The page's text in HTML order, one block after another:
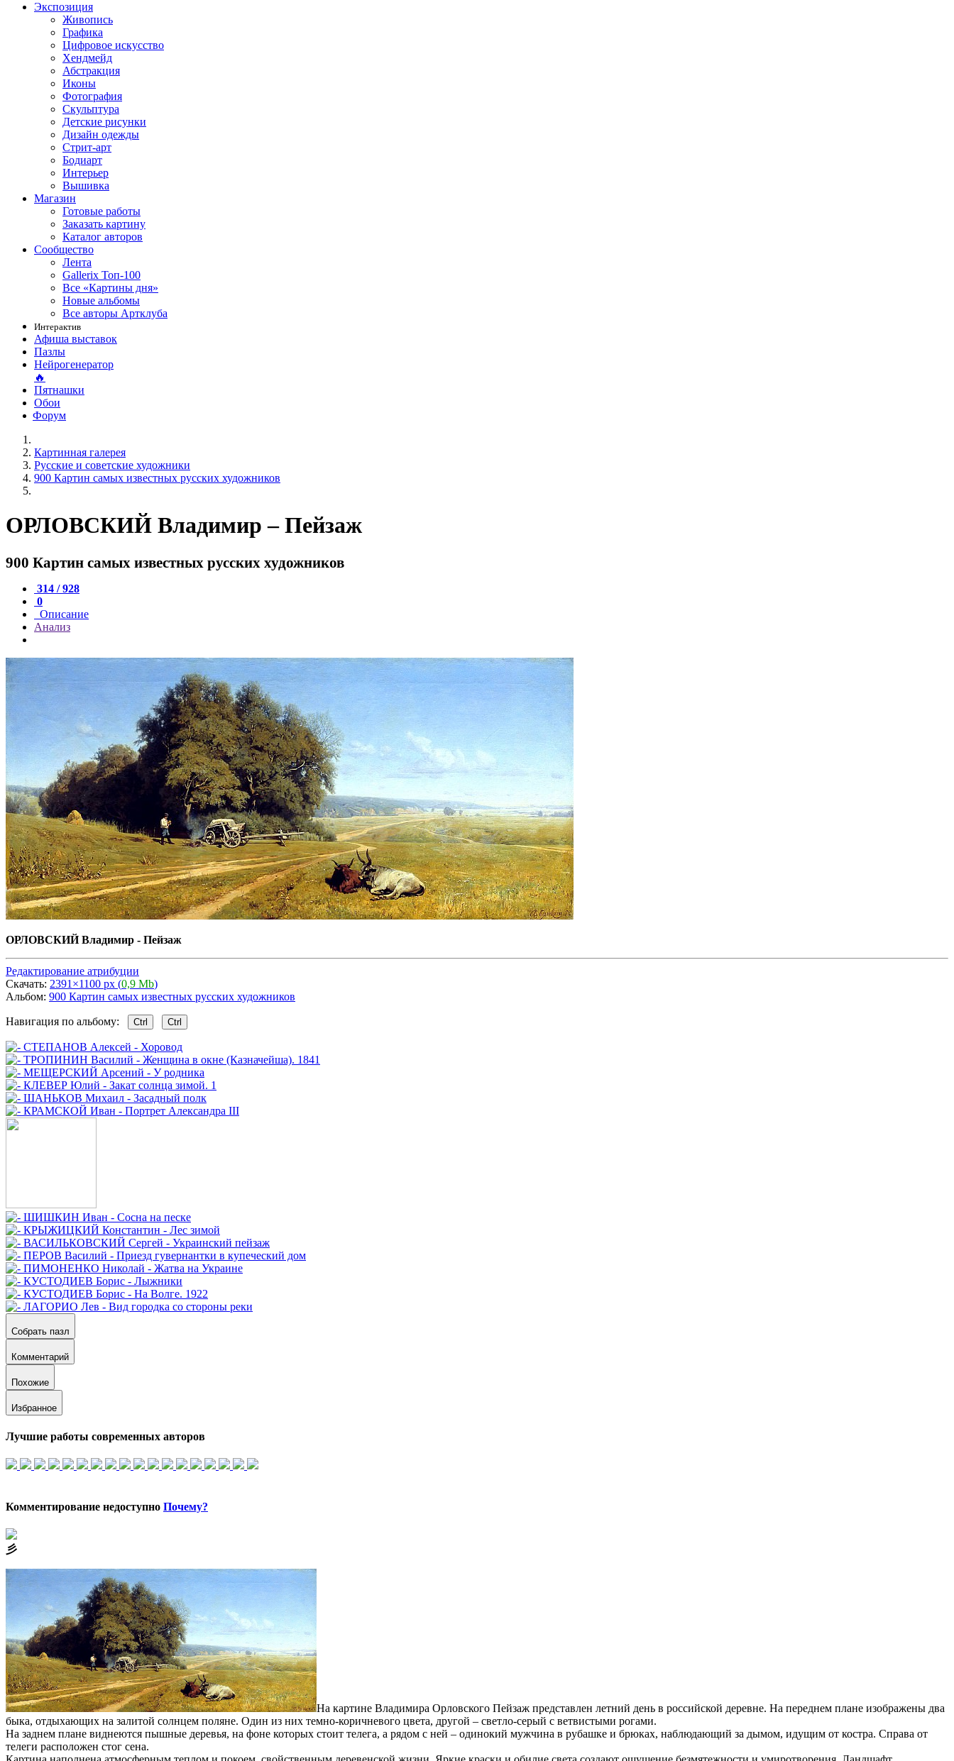
Экспозиция
Живопись
Графика
Цифровое искусство
Хендмейд
Абстракция
Иконы
Фотография
Скульптура
Детские рисунки
Дизайн одежды
Стрит-арт
Бодиарт
Интерьер
Вышивка
Магазин
Готовые работы
Заказать картину
Каталог авторов
Сообщество
Лента
Gallerix Топ-100
Все «Картины дня»
Новые альбомы
Все авторы Артклуба
Интерактив
Афиша выставок
Пазлы
Нейрогенератор
🔥
Пятнашки
Обои
Форум
Картинная галерея
Русские и советские художники
900 Картин самых известных русских художников
ОРЛОВСКИЙ Владимир – Пейзаж
900 Картин самых известных русских художников
314 / 928
0
Описание
Анализ
ОРЛОВСКИЙ Владимир - Пейзаж
Редактирование атрибуции
Скачать: 2391×1100 px (0,9 Mb)
Альбом: 900 Картин самых известных русских художников
Навигация по альбому: Ctrl Ctrl
Собрать пазл
Комментарий
Похожие
Избранное
Лучшие работы современных авторов
Комментирование недоступно Почему?
⼺
На картине Владимира Орловского Пейзаж представлен летний день в российской деревне. На переднем плане изображены два
быка, отдыхающих на залитой солнцем поляне. Один из них темно-коричневого цвета, другой – светло-серый с ветвистыми рогами.
На заднем плане виднеются пышные деревья, на фоне которых стоит телега, а рядом с ней – одинокий мужчина в рубашке и брюках, наблюдающий за дымом, идущим от костра. Справа от
телеги расположен стог сена.